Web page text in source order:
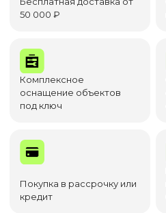
50 000 ₽
Комплексное
оснащение объектов
под ключ
Покупка в рассрочку или
кредит